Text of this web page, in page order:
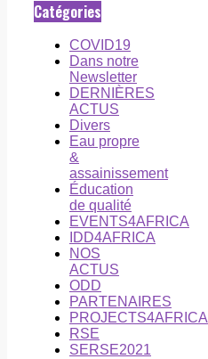
Catégories
COVID19
Dans notre
Newsletter
DERNIÈRES
ACTUS
Divers
Eau propre
&
assainissement
Éducation
de qualité
EVENTS4AFRICA
IDD4AFRICA
NOS
ACTUS
ODD
PARTENAIRES
PROJECTS4AFRICA
RSE
SERSE2021